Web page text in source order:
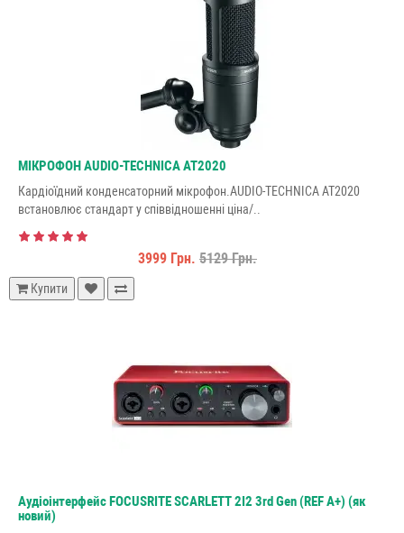
МІКРОФОН AUDIO-TECHNICA AT2020
Кардіоїдний конденсаторний мікрофон.AUDIO-TECHNICA AT2020
встановлює стандарт у співвідношенні ціна/..
3999 Грн. 5129 Грн.
Купити
Аудіоінтерфейс FOCUSRITE SCARLETT 2I2 3rd Gen (REF A+) (як
новий)